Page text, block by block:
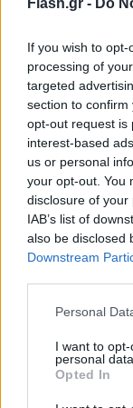
If you wish to
processing of
targeted
section to
opt-out request is
interest-based
us or personal
your opt-out. You
disclosure of
IAB’s list of
also be disclosed
Downstream
Please note that
not limited to
grant or deny
use your data for
consent section.
Personal
I want to
personal data.
Opted In
Λεωφόρος
Αμαλίας).